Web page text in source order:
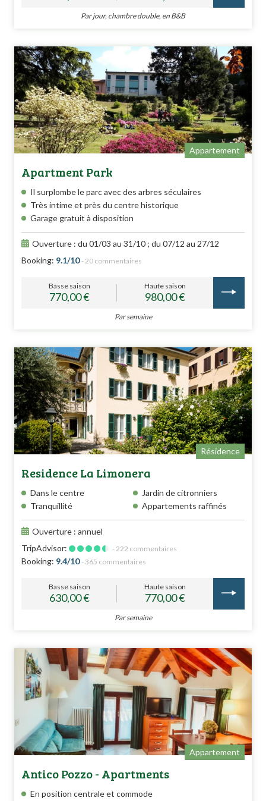
Par jour, chambre double, en B&B
Appartement
Apartment Park
Il surplombe le parc avec des arbres séculaires
Très intime et près du centre historique
Garage gratuit à disposition
Ouverture : du 01/03 au 31/10 ; du 07/12 au 27/12
Booking: 9.1/10 - 20 commentaires
Basse saison
770,00 €
Haute saison
980,00 €
Par semaine
Résidence
Residence La Limonera
Dans le centre
Jardin de citronniers
Tranquillité
Appartements raffinés
Ouverture : annuel
TripAdvisor:
- 222 commentaires
Booking: 9.4/10 - 365 commentaires
Basse saison
630,00 €
Haute saison
770,00 €
Par semaine
Appartement
Antico Pozzo - Apartments
En position centrale et commode